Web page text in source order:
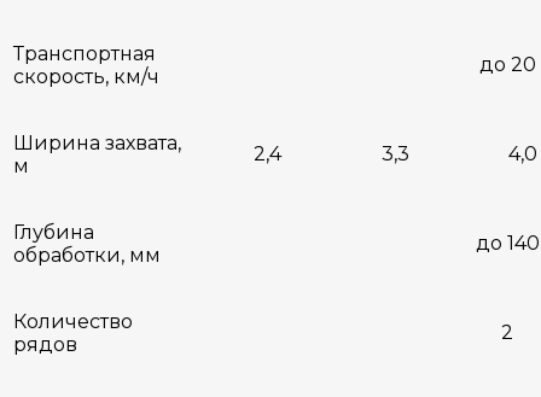
Транспортная
скорость, км/ч
до 20
Ширина захвата,
м
2,4 3,3 4,0
Глубина
обработки, мм
до 140
Количество
рядов
2